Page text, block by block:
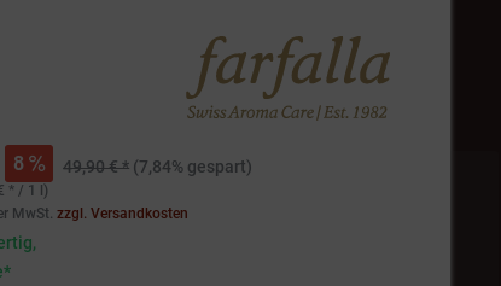
8 49,90 € * (7,84% gespart)
* / 1 l)
MwSt.zzgl. Versandkosten